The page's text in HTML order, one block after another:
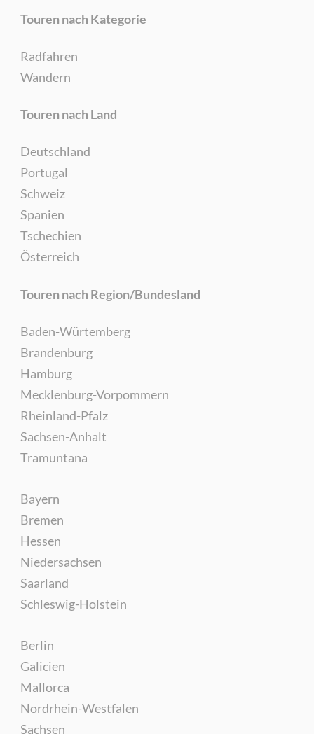
Touren nach Kategorie
Radfahren
Wandern
Touren nach Land
Deutschland
Portugal
Schweiz
Spanien
Tschechien
Österreich
Touren nach Region/Bundesland
Baden-Würtemberg
Brandenburg
Hamburg
Mecklenburg-Vorpommern
Rheinland-Pfalz
Sachsen-Anhalt
Tramuntana
Bayern
Bremen
Hessen
Niedersachsen
Saarland
Schleswig-Holstein
Berlin
Galicien
Mallorca
Nordrhein-Westfalen
Sachsen